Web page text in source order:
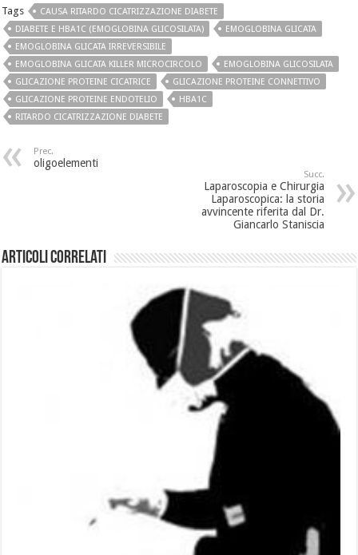
Tags
CAUSA RITARDO CICATRIZZAZIONE DIABETE
DIABETE E HBA1C (EMOGLOBINA GLICOSILATA)
EMOGLOBINA GLICATA
EMOGLOBINA GLICATA IRREVERSIBILE
EMOGLOBINA GLICATA KILLER MICROCIRCOLO
EMOGLOBINA GLICOSILATA
GLICAZIONE PROTEINE CICATRICE
GLICAZIONE PROTEINE CONNETTIVO
GLICAZIONE PROTEINE ENDOTELIO
HBA1C
RITARDO CICATRIZZAZIONE DIABETE
Prec.
oligoelementi
Succ.
Laparoscopia e Chirurgia
Laparoscopica: la storia
avvincente riferita dal Dr.
Giancarlo Staniscia
Articoli Correlati